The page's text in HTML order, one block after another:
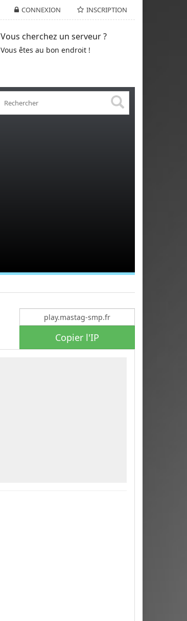
CONNEXION INSCRIPTION
Vous cherchez un serveur ?
Vous êtes au bon endroit !
Copier l'IP